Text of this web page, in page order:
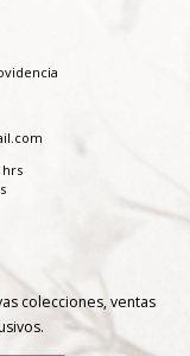
hrs
colecciones, ventas